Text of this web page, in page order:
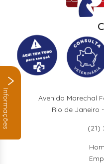
Avenida Marechal
Rio de Janeiro
(21)
Informações